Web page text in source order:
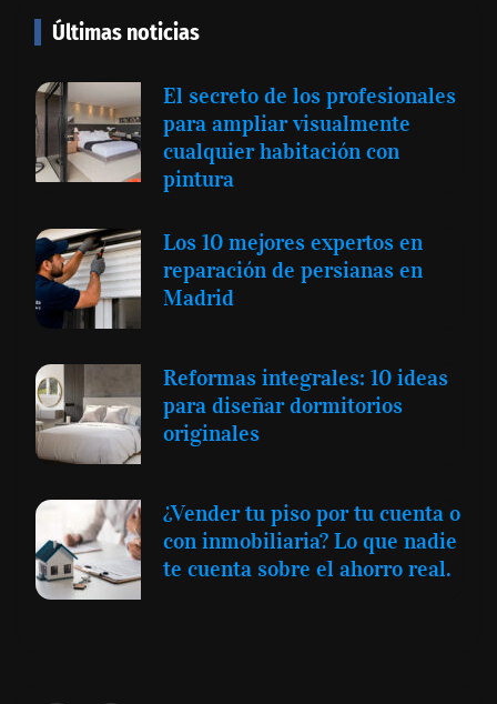
Últimas noticias
El secreto de los profesionales
para ampliar visualmente
cualquier habitación con
pintura
Los 10 mejores expertos en
reparación de persianas en
Madrid
Reformas integrales: 10 ideas
para diseñar dormitorios
originales
¿Vender tu piso por tu cuenta o
con inmobiliaria? Lo que nadie
te cuenta sobre el ahorro real.